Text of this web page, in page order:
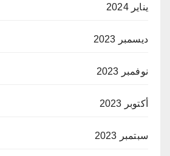
يناير 2024
ديسمبر 2023
نوفمبر 2023
أكتوبر 2023
سبتمبر 2023